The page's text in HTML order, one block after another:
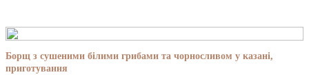
Борщ з сушеними білими грибами та чорносливом у казані,
приготування